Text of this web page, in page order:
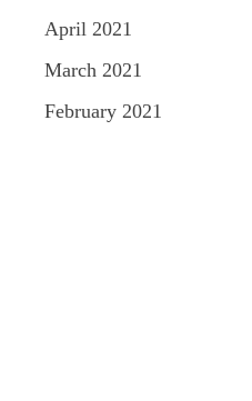
April 2021
March 2021
February 2021